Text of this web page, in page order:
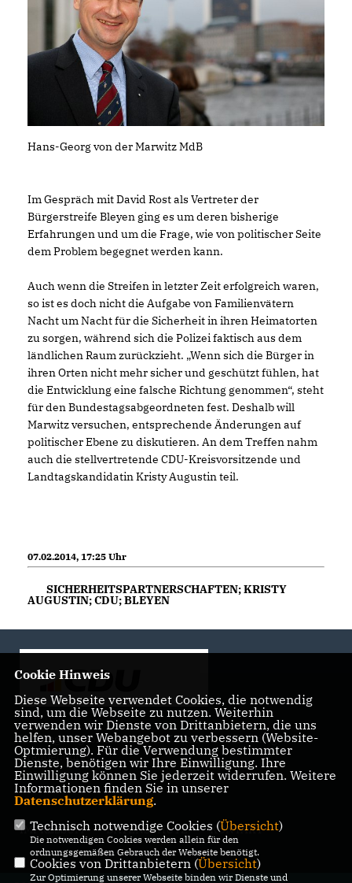
Hans-Georg von der Marwitz MdB
Im Gespräch mit David Rost als Vertreter der
Bürgerstreife Bleyen ging es um deren bisherige
Erfahrungen und um die Frage, wie von politischer Seite
dem Problem begegnet werden kann.
Auch wenn die Streifen in letzter Zeit erfolgreich waren,
so ist es doch nicht die Aufgabe von Familienvätern
Nacht um Nacht für die Sicherheit in ihren Heimatorten
zu sorgen, während sich die Polizei faktisch aus dem
ländlichen Raum zurückzieht. „Wenn sich die Bürger in
ihren Orten nicht mehr sicher und geschützt fühlen, hat
die Entwicklung eine falsche Richtung genommen“, steht
für den Bundestagsabgeordneten fest. Deshalb will
Marwitz versuchen, entsprechende Änderungen auf
politischer Ebene zu diskutieren. An dem Treffen nahm
auch die stellvertretende CDU-Kreisvorsitzende und
Landtagskandidatin Kristy Augustin teil.
07.02.2014, 17:25 Uhr
SICHERHEITSPARTNERSCHAFTEN; KRISTY
AUGUSTIN; CDU; BLEYEN
Landtagsabgeordnete der CDU Fraktion im Landtag
Brandenburg
IMPRESSUM DATENSCHUTZ KONTAKT
Cookie Hinweis
Diese Webseite verwendet Cookies, die notwendig
sind, um die Webseite zu nutzen. Weiterhin
verwenden wir Dienste von Drittanbietern, die uns
helfen, unser Webangebot zu verbessern (Website-
Optmierung). Für die Verwendung bestimmter
Dienste, benötigen wir Ihre Einwilligung. Ihre
Einwilligung können Sie jederzeit widerrufen. Weitere
Informationen finden Sie in unserer
Datenschutzerklärung.
Technisch notwendige Cookies (Übersicht)
Die notwendigen Cookies werden allein für den
ordnungsgemäßen Gebrauch der Webseite benötigt.
Cookies von Drittanbietern (Übersicht)
Zur Optimierung unserer Webseite binden wir Dienste und